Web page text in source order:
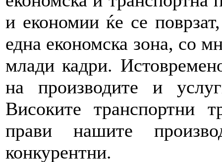
и економии ќе се
една економска зона, со
млади кадри.
на производите и
Високите транспортни
прави нашите
конкурентни.